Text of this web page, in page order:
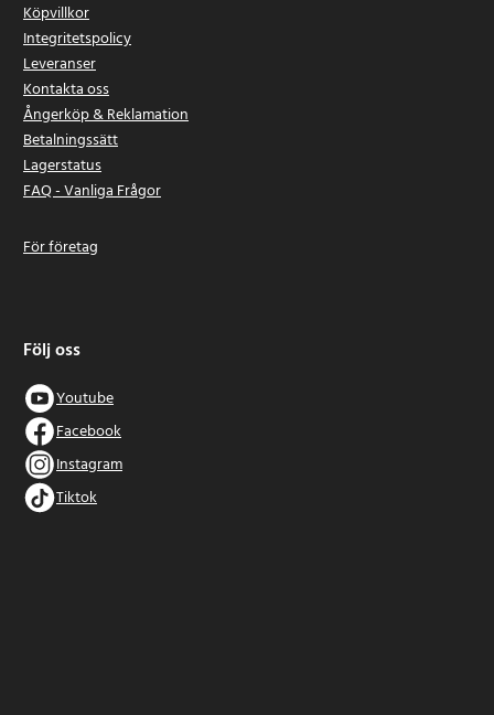
Köpvillkor
Integritetspolicy
Leveranser
Kontakta oss
Ångerköp & Reklamation
Betalningssätt
Lagerstatus
FAQ - Vanliga Frågor
För företag
Följ oss
Youtube
Facebook
Instagram
Tiktok